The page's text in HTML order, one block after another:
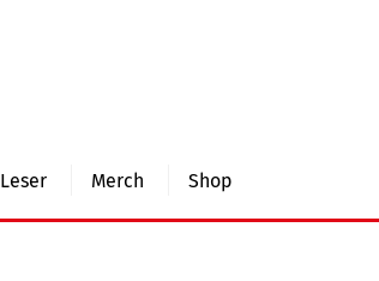
Leser Merch Shop